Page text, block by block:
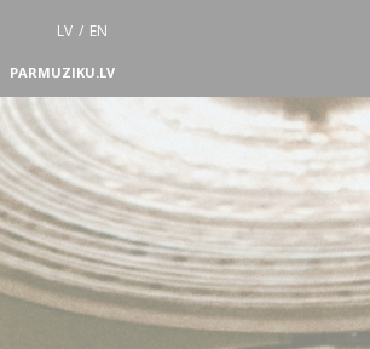
LV / EN
PARMUZIKU.LV